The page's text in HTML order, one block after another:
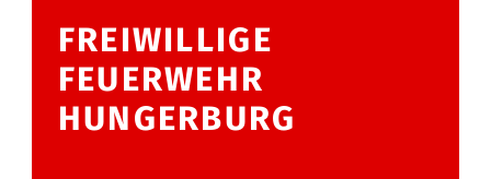
FREIWILLIGE
FEUERWEHR
HUNGERBURG